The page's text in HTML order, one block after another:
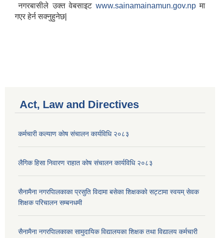
नगरबासीले उक्त वेबसाइट www.sainamainamun.gov.npमा
गएर हेर्न सक्नुहुनेछ|
Act, Law and Directives
कर्मचारी कल्याण काेष संचालन कार्यविधि २०८३
लैगिक हिसा निवारण राहात कोष संचालन कार्यविधि २०८३
सैनामैना नगरपािलकाका प्रसुति विदामा बसेका शिक्षककाे सट्टामा स्वयम् सेवक
शिक्षक परिचालन सम्बनधमी
सैनामैना नगरपािलकाका सामुदायिक विद्यालयका शिक्षक तथा विद्यालय कर्मचारी